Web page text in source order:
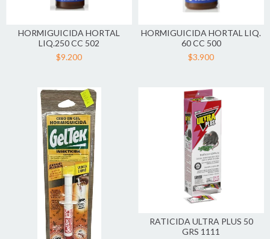
HORMIGUICIDA HORTAL
LIQ.250 CC 502
$9.200
HORMIGUICIDA HORTAL LIQ.
60 CC 500
$3.900
RATICIDA ULTRA PLUS 50
GRS 1111